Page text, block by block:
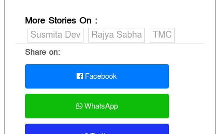
More Stories On :
Susmita Dev
Rajya Sabha TMC
Share on:
Facebook
WhatsApp